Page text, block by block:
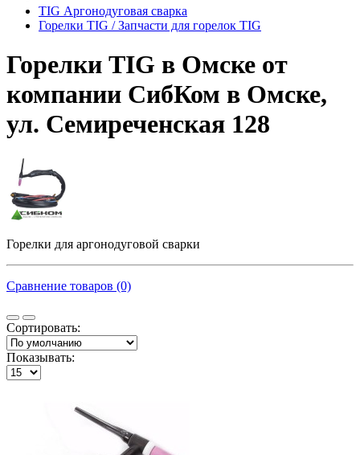
TIG Аргонодуговая сварка
Горелки TIG / Запчасти для горелок TIG
Горелки TIG в Омске от
компании СибКом в Омске,
ул. Семиреченская 128
Горелки для аргонодуговой сварки
Сравнение товаров (0)
Сортировать:
Показывать: